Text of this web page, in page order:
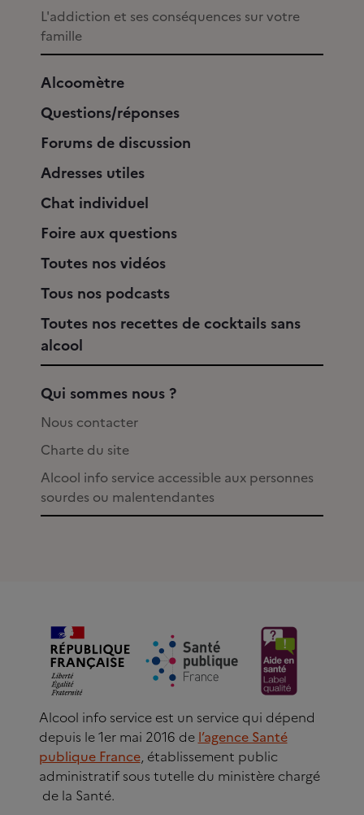
L'addiction et ses conséquences sur votre
famille
Alcoomètre
Questions/réponses
Forums de discussion
Adresses utiles
Chat individuel
Foire aux questions
Toutes nos vidéos
Tous nos podcasts
Toutes nos recettes de cocktails sans
alcool
Qui sommes nous ?
Nous contacter
Charte du site
Alcool info service accessible aux personnes
sourdes ou malentendantes
Alcool info service est un service qui dépend
depuis le 1er mai 2016 de l’agence Santé
publique France, établissement public
administratif sous tutelle du ministère chargé
de la Santé.